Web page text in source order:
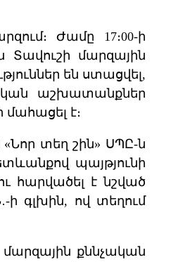
Ժամը 17։00-ի
Տավուշի մարզային
են ստացվել,
աշխատանքներ
է։
տեղ շին» ՍՊԸ-ն
պայթյունի
հարվածել է նշված
ի գլխին, ով տեղում
քննչական